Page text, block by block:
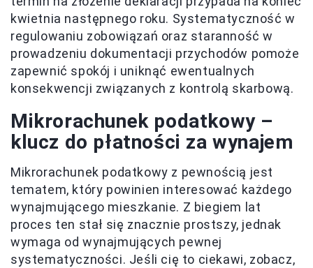
kwietnia następnego roku. Systematyczność w
regulowaniu zobowiązań oraz staranność w
prowadzeniu dokumentacji przychodów pomoże
zapewnić spokój i uniknąć ewentualnych
konsekwencji związanych z kontrolą skarbową.
Mikrorachunek podatkowy –
klucz do płatności za wynajem
Mikrorachunek podatkowy z pewnością jest
tematem, który powinien interesować każdego
wynajmującego mieszkanie. Z biegiem lat
proces ten stał się znacznie prostszy, jednak
wymaga od wynajmujących pewnej
systematyczności. Jeśli cię to ciekawi, zobacz,